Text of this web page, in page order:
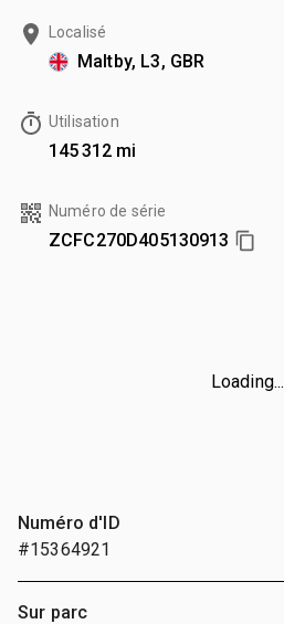
Localisé
Maltby, L3, GBR
Utilisation
145 312 mi
Numéro de série
ZCFC270D405130913
Loading...
Numéro d'ID
#15364921
Sur parc